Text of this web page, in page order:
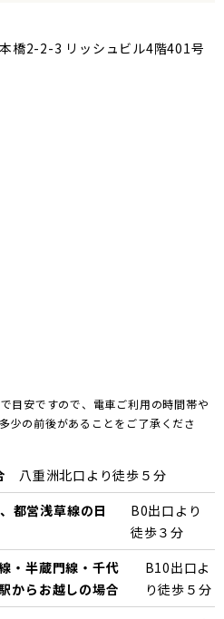
橋2-2-3 リッシュビル4階401号
目安ですので、電車ご利用の時間帯や
少の前後があることをご了承くださ
八重洲北口より徒歩５分
都営浅草線の日
B0出口より
徒歩３分
・半蔵門線・千代
からお越しの場合
B10出口よ
り徒歩５分